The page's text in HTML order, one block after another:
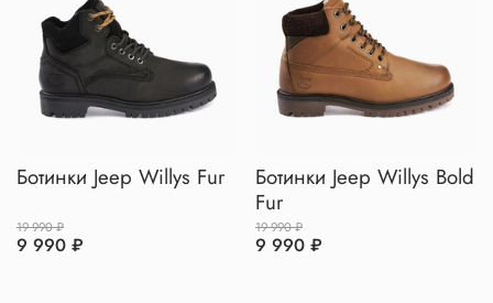
Ботинки Jeep Willys Fur
19 990 ₽
9 990 ₽
Ботинки Jeep Willys Bold
Fur
19 990 ₽
9 990 ₽